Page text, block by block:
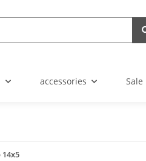
accessories Sale